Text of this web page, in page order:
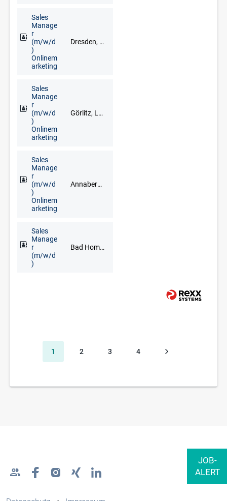
Sales
Manage
r
(m/w/d
)
Onlinem
arketing
Dresden, Glauchau, Limbach-Oberfrohna, Meerane, Plauen, Zwickau
Sales
Manage
r
(m/w/d
)
Onlinem
arketing
Görlitz, Löbau, Zittau
Sales
Manage
r
(m/w/d
)
Onlinem
arketing
Annaberg-Buchholz, Marienberg, Schwarzenberg/Erzgebirge
Sales
Manage
r
(m/w/d
)
Bad Homburg, Darmstadt, Frankfurt am Main, Hanau, Limburg an der Lahn, Mainz, Neu-Isenburg, Offenbach am Main, Rüsselsheim, Wiesbaden
1 2 3 4